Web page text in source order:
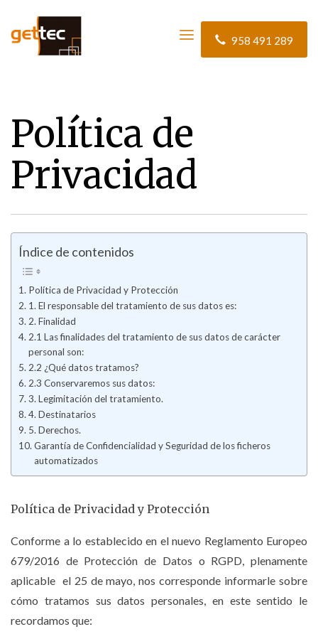
958 491 289
HOME POLÍTICA DE PRIVACIDAD
Política de Privacidad
Política de
Privacidad
Índice de contenidos
Política de Privacidad y Protección
1. El responsable del tratamiento de sus datos es:
2. Finalidad
2.1 Las finalidades del tratamiento de sus datos de carácter
personal son:
2.2 ¿Qué datos tratamos?
2.3 Conservaremos sus datos:
3. Legimitación del tratamiento.
4. Destinatarios
5. Derechos.
Garantía de Confidencialidad y Seguridad de los ficheros
automatizados
Política de Privacidad y Protección
Conforme a lo establecido en el nuevo Reglamento Europeo
679/2016 de Protección de Datos o RGPD, plenamente
aplicable el 25 de mayo, nos corresponde informarle sobre
cómo tratamos sus datos personales, en este sentido le
recordamos que: